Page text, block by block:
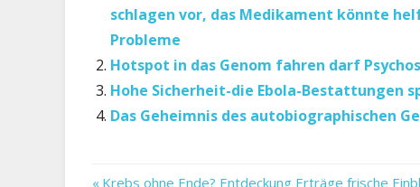
schlagen vor, das Medikament könnte
Probleme
Hotspot in das Genom fahren darf
Hohe Sicherheit-die Ebola-Bestattungen
Das Geheimnis des autobiographischen
Vorheriger
Krebs ohne Ende? Entdeckung Erträge frische